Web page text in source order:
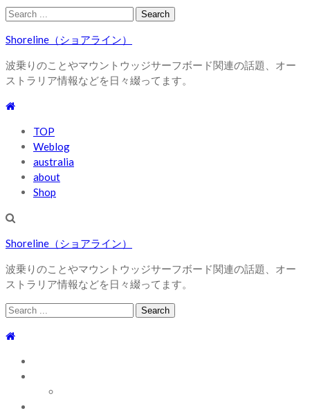
Skip
navigation
Skip
content
Search
Shoreline（ショアライン）
波乗りのことやマウントウッジサーフボード関連の話題、オー
ストラリア情報などを日々綴ってます。
TOP
Weblog
australia
about
Shop
Shoreline（ショアライン）
波乗りのことやマウントウッジサーフボード関連の話題、オー
ストラリア情報などを日々綴ってます。
Search